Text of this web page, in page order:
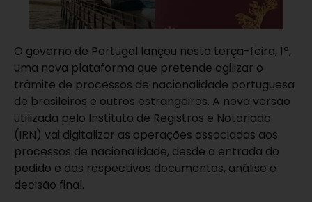
O governo de Portugal lançou nesta terça-feira, 1º,
uma nova plataforma que pretende agilizar o
trâmite de processos de nacionalidade portuguesa
de brasileiros e outros estrangeiros. A nova versão
utilizada pelo Instituto de Registros e Notariado
(IRN) vai digitalizar as operações associadas aos
processos de nacionalidade, desde a entrada do
pedido e dos respectivos documentos, análise e
decisão final.